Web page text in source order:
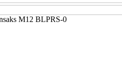
M12 BLPRS-0